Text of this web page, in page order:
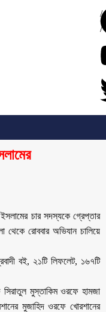
/
/
চার সদস্যকে গ্রেপ্তার
থেকে রোববার অভিযান চালিয়ে
বই, ২১টি লিফলেট, ১৬৭টি
মুস্তাকিম ওরফে হামজা
মুজাহিদ ওরফে খোরশানের